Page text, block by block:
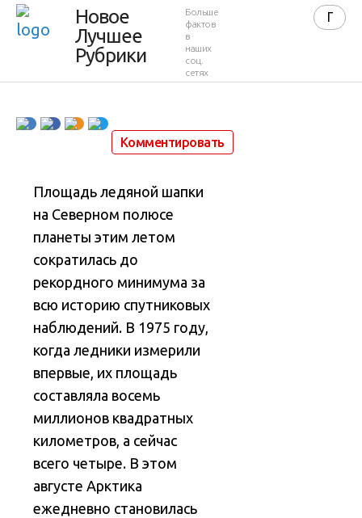
Новое
Лучшее
Рубрики
Больше
фактов
в
наших
соц.
сетях
размера
51
43 257
29 августа 2012 в 11:20
Комментировать
Площадь ледяной шапки
на Северном полюсе
планеты этим летом
сократилась до
рекордного минимума за
всю историю спутниковых
наблюдений. В 1975 году,
когда ледники измерили
впервые, их площадь
составляла восемь
миллионов квадратных
километров, а сейчас
всего четыре. В этом
августе Арктика
ежедневно становилась